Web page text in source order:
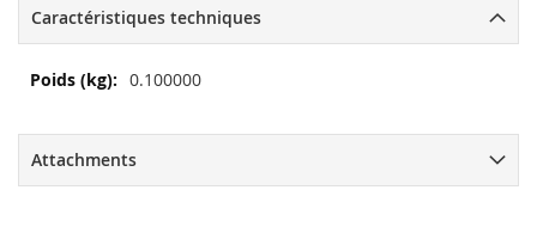
Caractéristiques techniques
Plus
0.100000
Attachments